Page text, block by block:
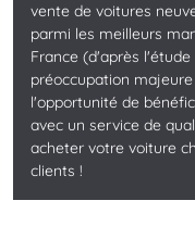
vente de voitures
parmi les meilleurs
France (d'après
préoccupation
l'opportunité de
avec un service de
acheter votre voiture
clients !